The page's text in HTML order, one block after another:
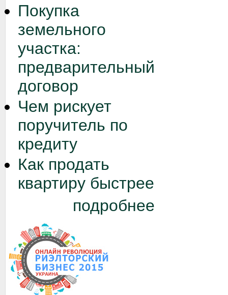
Покупка
земельного
участка:
предварительный
договор
Чем рискует
поручитель по
кредиту
Как продать
квартиру быстрее
подробнее